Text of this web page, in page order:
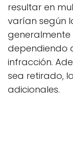
resultar en
varían según
generalmente
dependiendo
infracción.
sea retirado,
adicionales.